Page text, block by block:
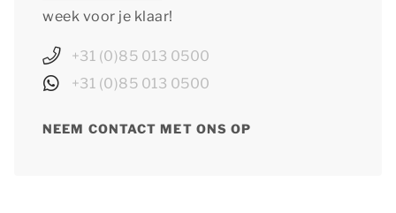
week voor je klaar!
+31 (0)85 013 0500
+31 (0)85 013 0500
NEEM CONTACT MET ONS OP